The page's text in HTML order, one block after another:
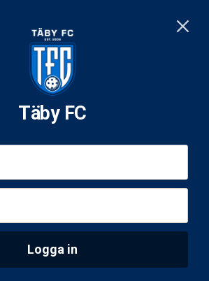
Täby FC
Logga in